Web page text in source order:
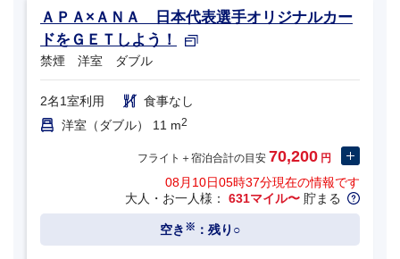
ＡＰＡ×ＡＮＡ 日本代表選手オリジナルカー
ドをＧＥＴしよう！
禁煙 洋室 ダブル
2名1室利用
食事なし
洋室（ダブル） 11 m2
フライト＋宿泊合計の目安 70,200 円
08月10日05時37分現在の情報です
大人・お一人様： 631マイル〜 貯まる
空き ※ ：残り○